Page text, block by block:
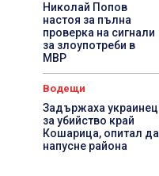
Николай Попов
настоя за пълна
проверка на сигнали
за злоупотреби в
МВР
Водещи
Задържаха украинец
за убийство край
Кошарица, опитал да
напусне района